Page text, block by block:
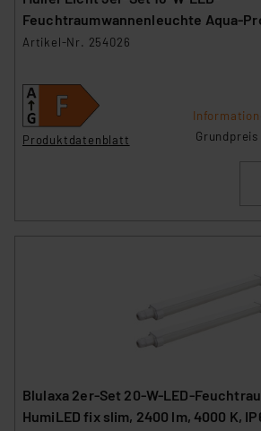
Feuchtraumwannenleuchte Aqua-
4000 K, IP65, 120 cm
Artikel-Nr. 254026
Produktdatenblatt
Blulaxa 2er-Set 20-W-LED-
HumiLED fix slim, 2400 lm, 4000 K,